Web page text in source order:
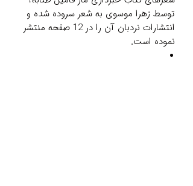
توسط زهرا موسوی به شعر سروده شده و
انتشارات نردبان آن را در 12 صفحه منتشر
نموده است.